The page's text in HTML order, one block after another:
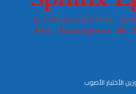
الأختيار الأصوب